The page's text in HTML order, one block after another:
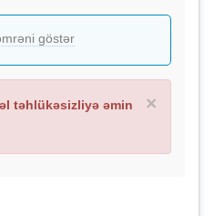
göstər
×
təhlükəsizliyə əmin